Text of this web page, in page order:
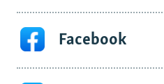
Facebook